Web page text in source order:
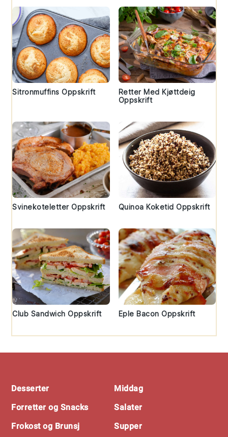
Sitronmuffins Oppskrift
Retter Med Kjøttdeig
Oppskrift
Svinekoteletter Oppskrift Quinoa Koketid Oppskrift
Club Sandwich Oppskrift Eple Bacon Oppskrift
Desserter
Forretter og Snacks
Frokost og Brunsj
Middag
Salater
Supper